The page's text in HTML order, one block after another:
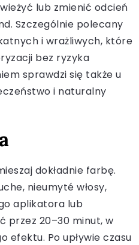
lub zmienić odcień
Szczególnie polecany
i wrażliwych, które
bez ryzyka
sprawdzi się także u
i naturalny
dokładnie farbę.
nieumyté włosy,
aplikatora lub
przez 20–30 minut, w
efektu. Po upływie czasu